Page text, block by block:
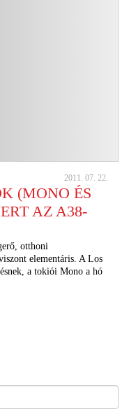
2011. 07. 22.
(MONO ÉS
AZ A38-
otthoni
elementáris. A Los
a tokiói Mono a hó